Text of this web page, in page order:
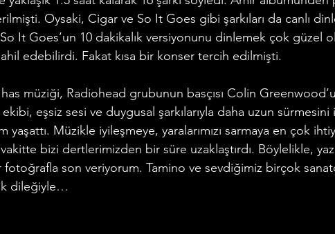
Oysaki, Cigar ve So It Goes gibi şarkıları da canlı
It Goes’un 10 dakikalık versiyonunu dinlemek çok güzel
edebilirdi. Fakat kısa bir konser tercih edilmişti.
müziği, Radiohead grubunun basçısı Colin
eşsiz sesi ve duygusal şarkılarıyla daha uzun
yaşattı. Müzikle iyileşmeye, yaralarımızı sarmaya en çok
bizi dertlerimizden bir süre uzaklaştırdı. Böylelikle,
son veriyorum. Tamino ve sevdiğimiz birçok
dileğiyle…